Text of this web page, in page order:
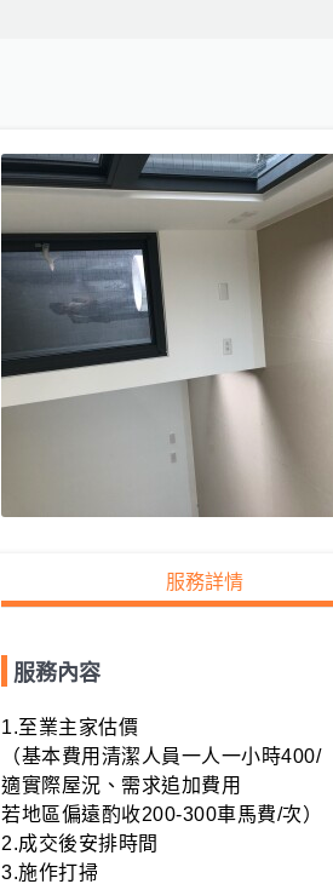
服務詳情
服務內容
1.至業主家估價
（基本費用清潔人員一人一小時400/
適實際屋況、需求追加費用
若地區偏遠酌收200-300車馬費/次）
2.成交後安排時間
3.施作打掃